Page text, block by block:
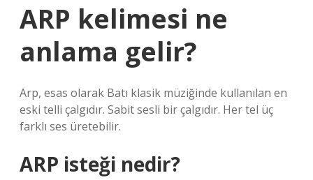
ARP kelimesi ne
anlama gelir?
Arp, esas olarak Batı klasik müziğinde kullanılan en
eski telli çalgıdır. Sabit sesli bir çalgıdır. Her tel üç
farklı ses üretebilir.
ARP isteği nedir?